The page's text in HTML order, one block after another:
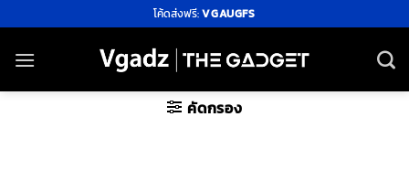
ไป
ยัง
โค้ดส่งฟรี:VGAUGFS
คัดกรอง